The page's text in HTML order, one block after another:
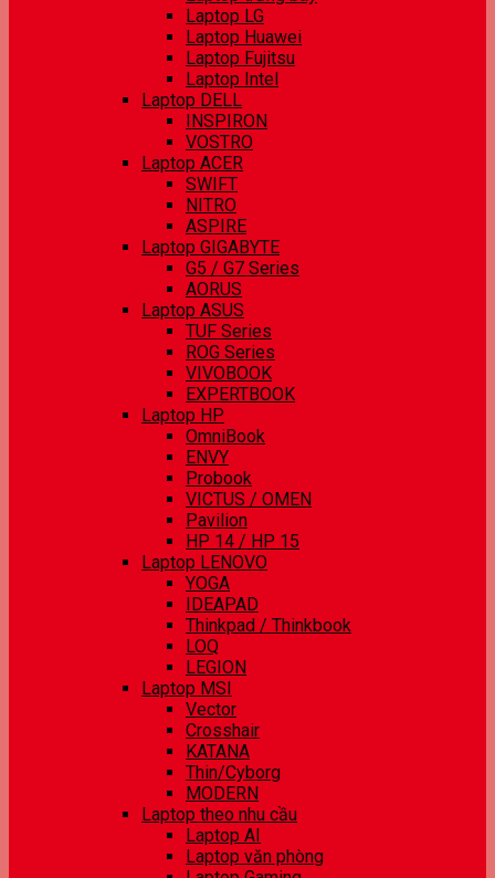
Laptop LG
Laptop Huawei
Laptop Fujitsu
Laptop Intel
Laptop DELL
INSPIRON
VOSTRO
Laptop ACER
SWIFT
NITRO
ASPIRE
Laptop GIGABYTE
G5 / G7 Series
AORUS
Laptop ASUS
TUF Series
ROG Series
VIVOBOOK
EXPERTBOOK
Laptop HP
OmniBook
ENVY
Probook
VICTUS / OMEN
Pavilion
HP 14 / HP 15
Laptop LENOVO
YOGA
IDEAPAD
Thinkpad / Thinkbook
LOQ
LEGION
Laptop MSI
Vector
Crosshair
KATANA
Thin/Cyborg
MODERN
Laptop theo nhu cầu
Laptop AI
Laptop văn phòng